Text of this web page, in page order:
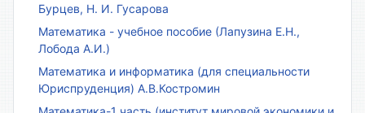
Бурцев, Н. И. Гусарова
Математика - учебное пособие (Лапузина Е.Н.,
Лобода А.И.)
Математика и информатика (для специальности
Юриспруденция) А.В.Костромин